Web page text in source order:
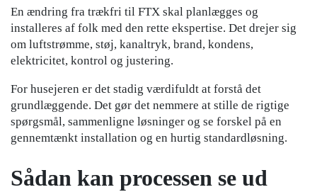
En ændring fra trækfri til FTX skal planlægges og
installeres af folk med den rette ekspertise. Det drejer sig
om luftstrømme, støj, kanaltryk, brand, kondens,
elektricitet, kontrol og justering.
For husejeren er det stadig værdifuldt at forstå det
grundlæggende. Det gør det nemmere at stille de rigtige
spørgsmål, sammenligne løsninger og se forskel på en
gennemtænkt installation og en hurtig standardløsning.
Sådan kan processen se ud